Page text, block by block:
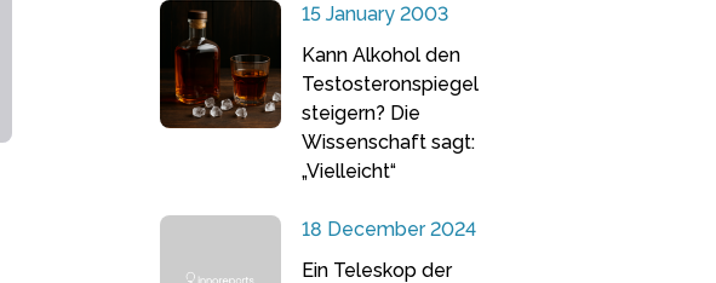
15 January 2003
Kann Alkohol den
Testosteronspiegel
steigern? Die
Wissenschaft sagt:
„Vielleicht“
18 December 2024
Ein Teleskop der